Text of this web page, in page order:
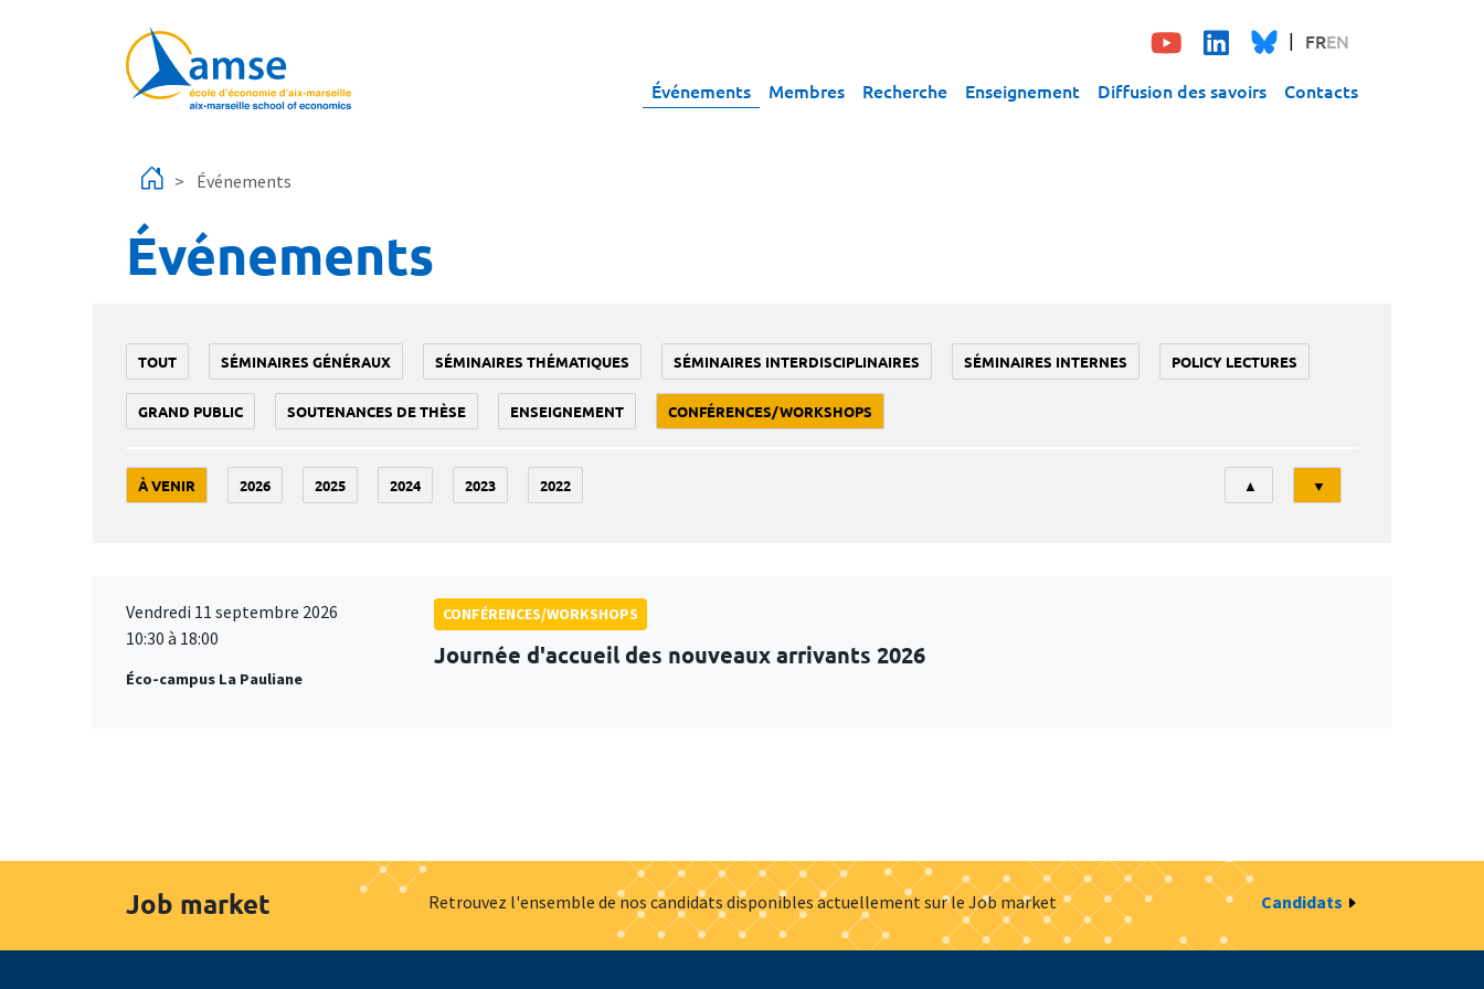
FREN
Événements Membres Recherche Enseignement Diffusion des savoirs Contacts
Événements
Événements
TOUT SÉMINAIRES GÉNÉRAUX SÉMINAIRES THÉMATIQUES SÉMINAIRES INTERDISCIPLINAIRES SÉMINAIRES INTERNES POLICY LECTURES
GRAND PUBLIC SOUTENANCES DE THÈSE ENSEIGNEMENT CONFÉRENCES/WORKSHOPS
À VENIR 2026 2025 2024 2023 2022
Tri
▲ ▼
Vendredi 11 septembre 2026
10:30 à 18:00
Éco-campus La Pauliane
CONFÉRENCES/WORKSHOPS
Journée d'accueil des nouveaux arrivants 2026
Job market Retrouvez l'ensemble de nos candidats disponibles actuellement sur le Job market Candidats